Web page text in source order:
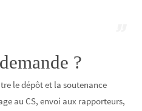
?
le dépôt et la soutenance
au CS, envoi aux rapporteurs,